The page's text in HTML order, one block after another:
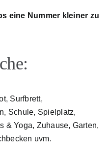
eine Nummer kleiner zu
Surfbrett,
Schule, Spielplatz,
& Yoga, Zuhause, Garten,
uvm.